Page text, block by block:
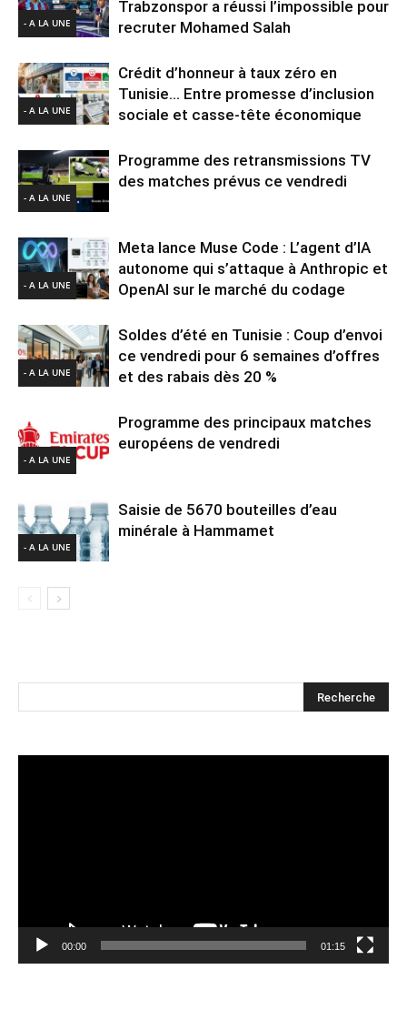
- A LA UNE
Trabzonspor a réussi l’impossible pour
recruter Mohamed Salah
- A LA UNE
Crédit d’honneur à taux zéro en
Tunisie… Entre promesse d’inclusion
sociale et casse-tête économique
- A LA UNE
Programme des retransmissions TV
des matches prévus ce vendredi
- A LA UNE
Meta lance Muse Code : L’agent d’IA
autonome qui s’attaque à Anthropic et
OpenAI sur le marché du codage
- A LA UNE
Soldes d’été en Tunisie : Coup d’envoi
ce vendredi pour 6 semaines d’offres
et des rabais dès 20 %
- A LA UNE
Programme des principaux matches
européens de vendredi
- A LA UNE
Saisie de 5670 bouteilles d’eau
minérale à Hammamet
00:00 01:15